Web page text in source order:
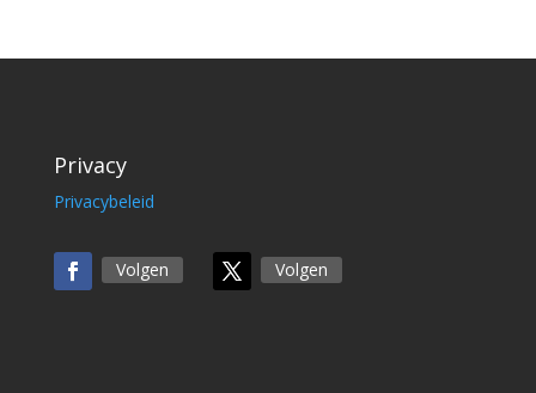
Privacy
Privacybeleid
Volgen Volgen